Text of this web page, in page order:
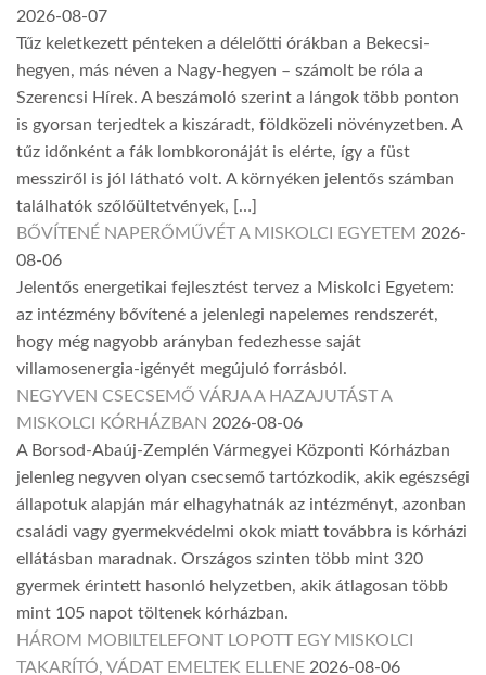
2026-08-07
Tűz keletkezett pénteken a délelőtti órákban a Bekecsi-
hegyen, más néven a Nagy-hegyen – számolt be róla a
Szerencsi Hírek. A beszámoló szerint a lángok több ponton
is gyorsan terjedtek a kiszáradt, földközeli növényzetben. A
tűz időnként a fák lombkoronáját is elérte, így a füst
messziről is jól látható volt. A környéken jelentős számban
találhatók szőlőültetvények, […]
BŐVÍTENÉ NAPERŐMŰVÉT A MISKOLCI EGYETEM 2026-
08-06
Jelentős energetikai fejlesztést tervez a Miskolci Egyetem:
az intézmény bővítené a jelenlegi napelemes rendszerét,
hogy még nagyobb arányban fedezhesse saját
villamosenergia-igényét megújuló forrásból.
NEGYVEN CSECSEMŐ VÁRJA A HAZAJUTÁST A
MISKOLCI KÓRHÁZBAN 2026-08-06
A Borsod-Abaúj-Zemplén Vármegyei Központi Kórházban
jelenleg negyven olyan csecsemő tartózkodik, akik egészségi
állapotuk alapján már elhagyhatnák az intézményt, azonban
családi vagy gyermekvédelmi okok miatt továbbra is kórházi
ellátásban maradnak. Országos szinten több mint 320
gyermek érintett hasonló helyzetben, akik átlagosan több
mint 105 napot töltenek kórházban.
HÁROM MOBILTELEFONT LOPOTT EGY MISKOLCI
TAKARÍTÓ, VÁDAT EMELTEK ELLENE 2026-08-06